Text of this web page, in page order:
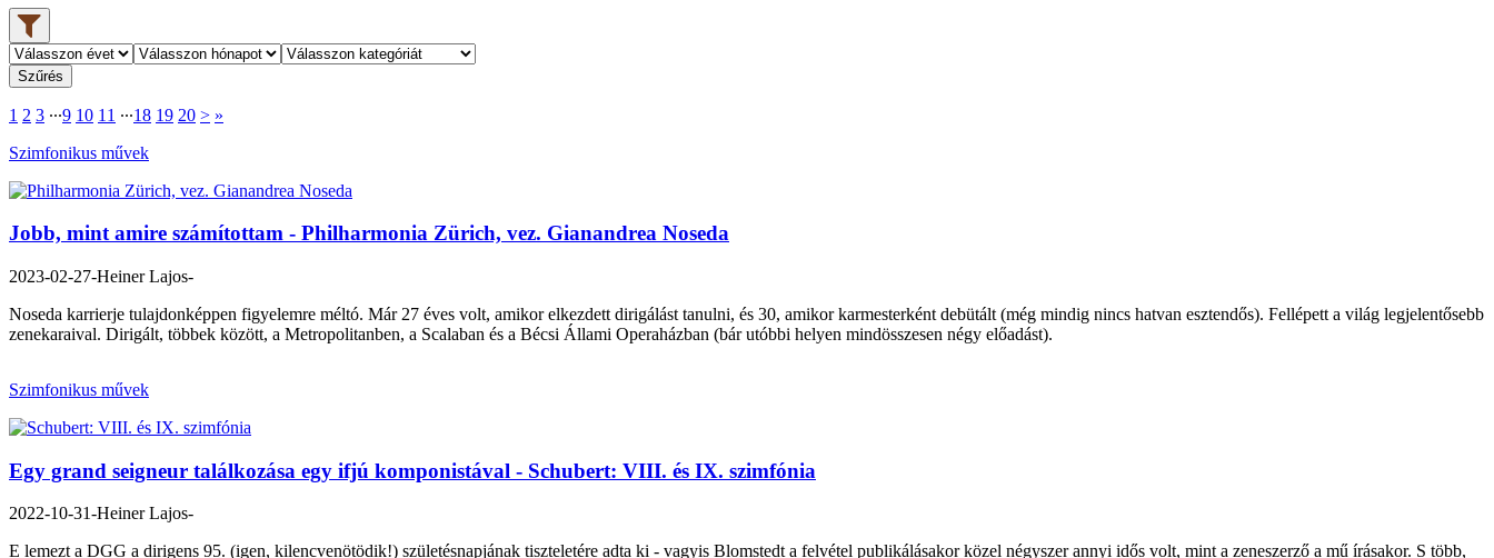

1 2 3 ∙∙∙9 10 11 ∙∙∙18 19 20 > »
Szimfonikus művek
Jobb, mint amire számítottam - Philharmonia Zürich, vez. Gianandrea Noseda
2023-02-27-Heiner Lajos-
Noseda karrierje tulajdonképpen figyelemre méltó. Már 27 éves volt, amikor elkezdett dirigálást tanulni, és 30, amikor karmesterként debütált (még mindig nincs hatvan esztendős). Fellépett a világ legjelentősebb
zenekaraival. Dirigált, többek között, a Metropolitanben, a Scalaban és a Bécsi Állami Operaházban (bár utóbbi helyen mindösszesen négy előadást).
Szimfonikus művek
Egy grand seigneur találkozása egy ifjú komponistával - Schubert: VIII. és IX. szimfónia
2022-10-31-Heiner Lajos-
E lemezt a DGG a dirigens 95. (igen, kilencvenötödik!) születésnapjának tiszteletére adta ki - vagyis Blomstedt a felvétel publikálásakor közel négyszer annyi idős volt, mint a zeneszerző a mű írásakor. S több,